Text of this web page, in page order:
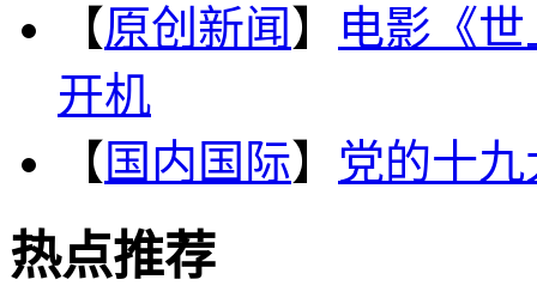
【原创新闻 】
电影《
开机
【 国内国际】 党的十
热点推荐